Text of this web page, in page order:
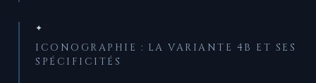
✦
ICONOGRAPHIE : LA VARIANTE 4B ET SES
SPÉCIFICITÉS